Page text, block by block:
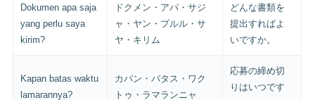
Dokumen apa saja
yang perlu saya
kirim?
ドクメン・アパ・サジ
ャ・ヤン・プルル・サ
ヤ・キリム
どんな書類を
提出すればよ
いですか。
Kapan batas waktu
lamarannya?
カパン・バタス・ワク
トゥ・ラマランニャ
応募の締め切
りはいつです